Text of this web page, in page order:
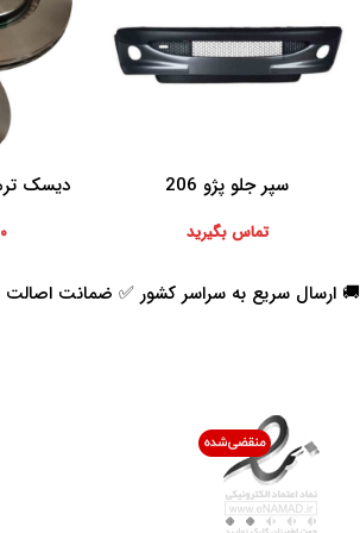
اطلاعات بیشترسپر جلو پژو 206
تماس بگیرید
افزودن به
دیسک
🚚 ارسال سریع به سراسر کشور ✅ ضمانت اصالت کالا 🔁 ۷ روز ضمانت بازگشت 📞